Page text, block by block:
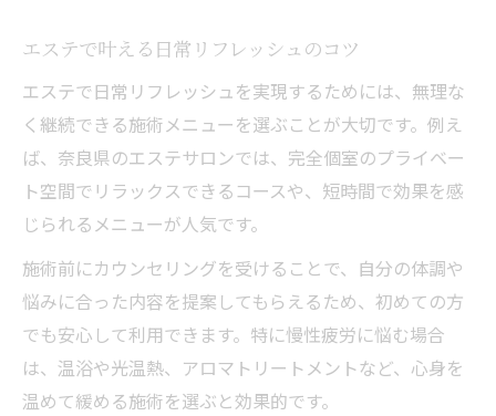
エステで叶える日常リフレッシュのコツ
エステで日常リフレッシュを実現するためには、無理な
く継続できる施術メニューを選ぶことが大切です。例え
ば、奈良県のエステサロンでは、完全個室のプライベー
ト空間でリラックスできるコースや、短時間で効果を感
じられるメニューが人気です。
施術前にカウンセリングを受けることで、自分の体調や
悩みに合った内容を提案してもらえるため、初めての方
でも安心して利用できます。特に慢性疲労に悩む場合
は、温浴や光温熱、アロマトリートメントなど、心身を
温めて緩める施術を選ぶと効果的です。